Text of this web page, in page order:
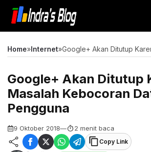
Langsung
isi
Home»Internet»
Google+ Akan Ditutup
Masalah Kebocoran
Pengguna
9 Oktober 2018— 2 menit baca
Copy Link